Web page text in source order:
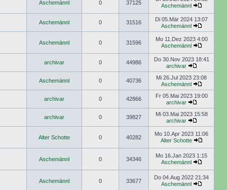
Aschemännl 0 37125
Aschemännl
Aschemännl 0 31516
Di 05.Mär 2024 13:07
Aschemännl
Aschemännl 0 31596
Mo 11.Dez 2023 4:00
Aschemännl
archivar 0 44986
Do 30.Nov 2023 18:41
archivar
Aschemännl 0 40736
Mi 26.Jul 2023 23:08
Aschemännl
archivar 0 42866
Fr 05.Mai 2023 19:00
archivar
archivar 0 39827
Mi 03.Mai 2023 15:58
archivar
Alter Schotte 0 40282
Mo 10.Apr 2023 11:06
Alter Schotte
Aschemännl 0 34346
Mo 16.Jan 2023 1:15
Aschemännl
Aschemännl 0 33677
Do 04.Aug 2022 21:34
Aschemännl